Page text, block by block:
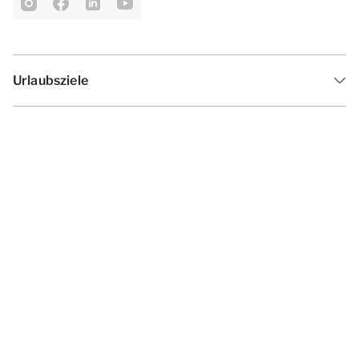
Urlaubsziele